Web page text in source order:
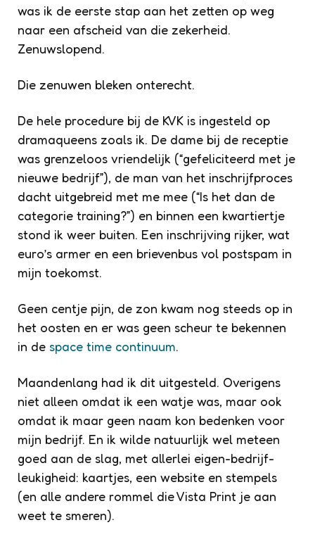
was ik de eerste stap aan het zetten op weg
naar een afscheid van die zekerheid.
Zenuwslopend.
Die zenuwen bleken onterecht.
De hele procedure bij de KVK is ingesteld op
dramaqueens zoals ik. De dame bij de receptie
was grenzeloos vriendelijk (“gefeliciteerd met je
nieuwe bedrijf”), de man van het inschrijfproces
dacht uitgebreid met me mee (“Is het dan de
categorie training?”) en binnen een kwartiertje
stond ik weer buiten. Een inschrijving rijker, wat
euro’s armer en een brievenbus vol postspam in
mijn toekomst.
Geen centje pijn, de zon kwam nog steeds op in
het oosten en er was geen scheur te bekennen
in de space time continuum.
Maandenlang had ik dit uitgesteld. Overigens
niet alleen omdat ik een watje was, maar ook
omdat ik maar geen naam kon bedenken voor
mijn bedrijf. En ik wilde natuurlijk wel meteen
goed aan de slag, met allerlei eigen-bedrijf-
leukigheid: kaartjes, een website en stempels
(en alle andere rommel die Vista Print je aan
weet te smeren).